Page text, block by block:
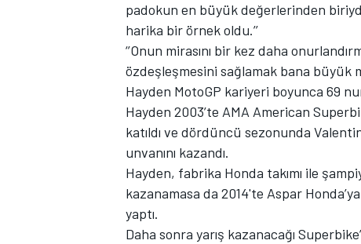
TÜRK SPORCULAR
padokun en büyük değerlerinden
harika bir örnek oldu.’’
‘’Onun mirasını bir kez daha
özdeşleşmesini sağlamak bana büyük
Hayden MotoGP kariyeri boyunca 69
Hayden 2003’te AMA American
katıldı ve dördüncü sezonunda
unvanını kazandı.
Hayden, fabrika Honda takımı ile
kazanamasa da 2014'te Aspar
yaptı.
Daha sonra yarış kazanacağı